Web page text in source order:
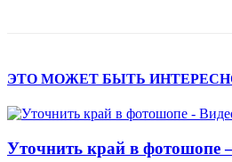
ЭТО МОЖЕТ БЫТЬ
Уточнить край в фотошопе